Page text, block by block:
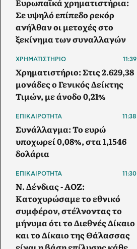
Σε υψηλό επίπεδο ρεκόρ
ανήλθαν οι μετοχές στο
ξεκίνημα των συναλλαγών
ΧΡΗΜΑΤΙΣΤΗΡΙΟ 11:39
Χρηματιστήριο: Στις 2.629,38
μονάδες ο Γενικός Δείκτης
Τιμών, με άνοδο 0,21%
ΕΠΙΚΑΙΡΟΤΗΤΑ 11:38
Συνάλλαγμα: Το ευρώ
υποχωρεί 0,08%, στα 1,1546
δολάρια
ΕΠΙΚΑΙΡΟΤΗΤΑ 11:30
Ν. Δένδιας - ΑΟΖ:
Κατοχυρώσαμε το εθνικό
συμφέρον, στέλνοντας το
μήνυμα ότι το Διεθνές Δίκαιο
και το Δίκαιο της Θάλασσας